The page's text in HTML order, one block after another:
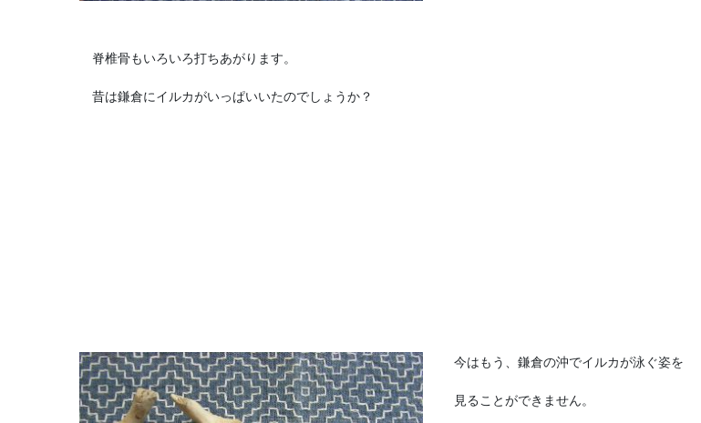
脊椎骨もいろいろ打ちあがります。
昔は鎌倉にイルカがいっぱいいたのでしょうか？
今はもう、鎌倉の沖でイルカが泳ぐ姿を
見ることができません。